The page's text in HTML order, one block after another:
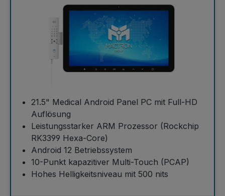
21.5" Medical Android Panel PC mit Full-HD
Auflösung
Leistungsstarker ARM Prozessor (Rockchip
RK3399 Hexa-Core)
Android 12 Betriebssystem
10-Punkt kapazitiver Multi-Touch (PCAP)
Hohes Helligkeitsniveau mit 500 nits